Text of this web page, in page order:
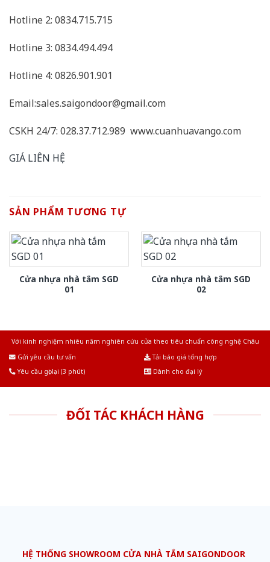
Hotline 2: 0834.715.715
Hotline 3: 0834.494.494
Hotline 4: 0826.901.901
Email:sales.saigondoor@gmail.com
CSKH 24/7: 028.37.712.989 www.cuanhuavango.com
GIÁ LIÊN HỆ
SẢN PHẨM TƯƠNG TỰ
Cửa nhựa nhà tắm SGD
01
Cửa nhựa nhà tắm SGD
02
Với kinh nghiệm nhiêu năm nghiên cứu cửa theo tiêu chuẩn công nghệ Châu
Gửi yêu cầu tư vấn
Tải báo giá tổng hợp
Yêu cầu gọi lại (3 phút)
Dành cho đại lý
ĐỐI TÁC KHÁCH HÀNG
HỆ THỐNG SHOWROOM CỬA NHÀ TẮM SAIGONDOOR